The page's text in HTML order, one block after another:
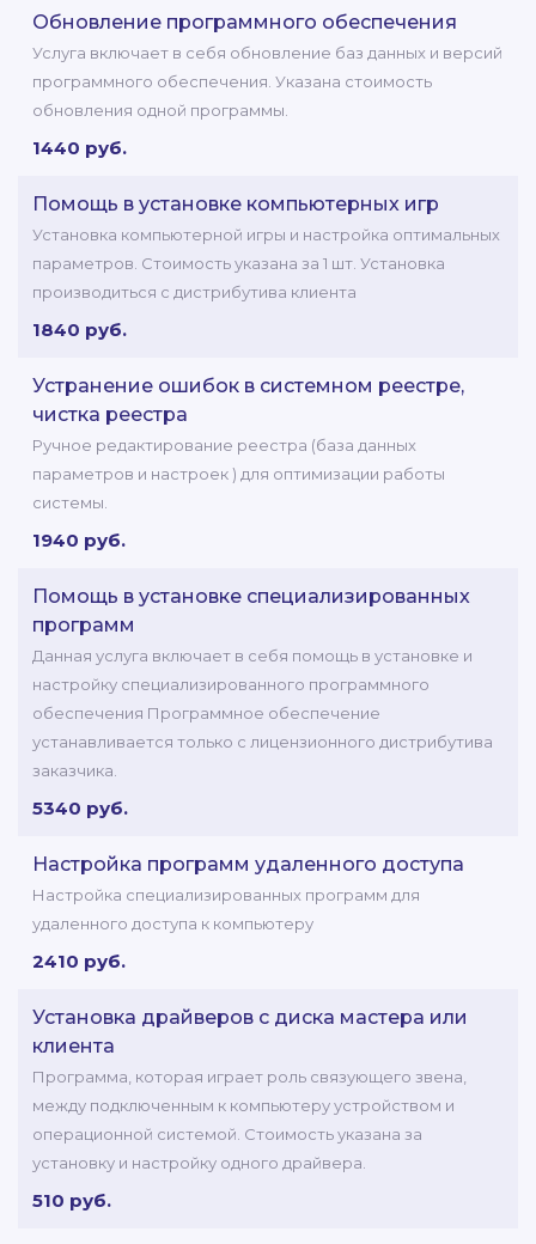
Обновление программного обеспечения
Услуга включает в себя обновление баз данных и версий
программного обеспечения. Указана стоимость
обновления одной программы.
1440 руб.
Помощь в установке компьютерных игр
Установка компьютерной игры и настройка оптимальных
параметров. Стоимость указана за 1 шт. Установка
производиться с дистрибутива клиента
1840 руб.
Устранение ошибок в системном реестре,
чистка реестра
Ручное редактирование реестра (база данных
параметров и настроек ) для оптимизации работы
системы.
1940 руб.
Помощь в установке специализированных
программ
Данная услуга включает в себя помощь в установке и
настройку специализированного программного
обеспечения Программное обеспечение
устанавливается только с лицензионного дистрибутива
заказчика.
5340 руб.
Настройка программ удаленного доступа
Настройка специализированных программ для
удаленного доступа к компьютеру
2410 руб.
Установка драйверов с диска мастера или
клиента
Программа, которая играет роль связующего звена,
между подключенным к компьютеру устройством и
операционной системой. Стоимость указана за
установку и настройку одного драйвера.
510 руб.